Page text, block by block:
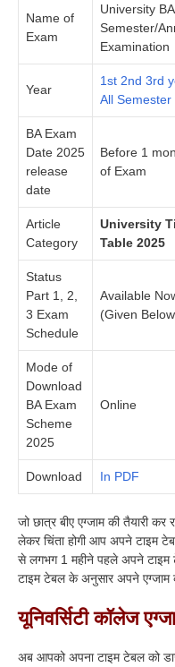
Name of
Exam
University BA
Semester/
Examination
Year
1st 2nd 3rd
All Semester
BA Exam
Date 2025
release
date
Before 1
of Exam
Article
Category
University
Table 2025
Status
Part 1, 2,
3 Exam
Schedule
Available
(Given
Mode of
Download
BA Exam
Scheme
2025
Online
Download In PDF
जो छात्र बीए एग्जाम की तैयारी
लेकर चिंता होगी आप अपने टाइम
से लगभग 1 महीने पहले अपने
टाइम टेबल के अनुसार अपने एग्जाम
यूनिवर्सिटी कॉलेज
अब आपको अपना टाइम टेबल को